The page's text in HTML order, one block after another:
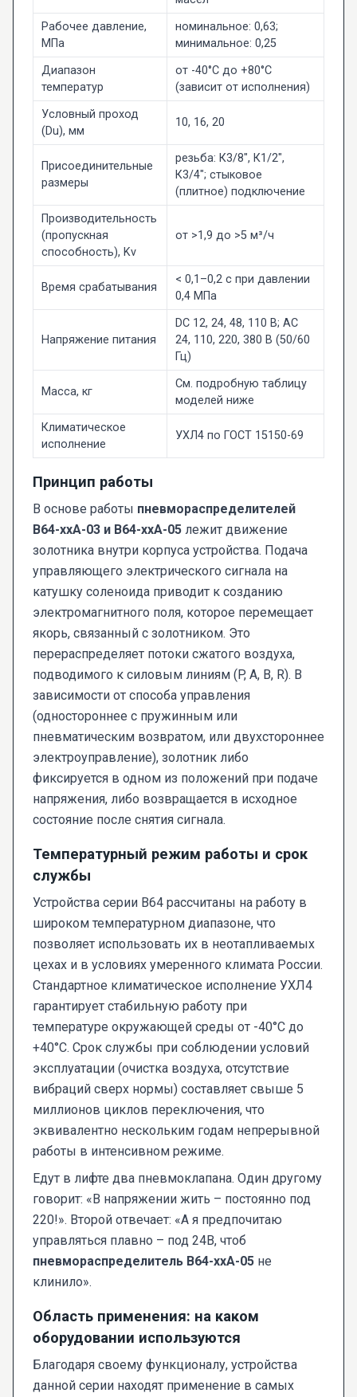
Рабочее давление,
МПа
номинальное: 0,63;
минимальное: 0,25
Диапазон
температур
от -40°C до +80°C
(зависит от исполнения)
Условный проход
(Du), мм
10, 16, 20
Присоединительные
размеры
резьба: К3/8", К1/2",
К3/4"; стыковое
(плитное) подключение
Производительность
(пропускная
способность), Kv
от >1,9 до >5 м³/ч
Время срабатывания
< 0,1–0,2 с при давлении
0,4 МПа
Напряжение питания
DC 12, 24, 48, 110 В; AC
24, 110, 220, 380 В (50/60
Гц)
Масса, кг
См. подробную таблицу
моделей ниже
Климатическое
исполнение
УХЛ4 по ГОСТ 15150-69
Принцип работы
В основе работы пневмораспределителей
В64-ххА-03 и В64-ххА-05 лежит движение
золотника внутри корпуса устройства. Подача
управляющего электрического сигнала на
катушку соленоида приводит к созданию
электромагнитного поля, которое перемещает
якорь, связанный с золотником. Это
перераспределяет потоки сжатого воздуха,
подводимого к силовым линиям (P, A, B, R). В
зависимости от способа управления
(одностороннее с пружинным или
пневматическим возвратом, или двухстороннее
электроуправление), золотник либо
фиксируется в одном из положений при подаче
напряжения, либо возвращается в исходное
состояние после снятия сигнала.
Температурный режим работы и срок
службы
Устройства серии В64 рассчитаны на работу в
широком температурном диапазоне, что
позволяет использовать их в неотапливаемых
цехах и в условиях умеренного климата России.
Стандартное климатическое исполнение УХЛ4
гарантирует стабильную работу при
температуре окружающей среды от -40°С до
+40°С. Срок службы при соблюдении условий
эксплуатации (очистка воздуха, отсутствие
вибраций сверх нормы) составляет свыше 5
миллионов циклов переключения, что
эквивалентно нескольким годам непрерывной
работы в интенсивном режиме.
Едут в лифте два пневмоклапана. Один другому
говорит: «В напряжении жить – постоянно под
220!». Второй отвечает: «А я предпочитаю
управляться плавно – под 24В, чтоб
пневмораспределитель В64-ххА-05 не
клинило».
Область применения: на каком
оборудовании используются
Благодаря своему функционалу, устройства
данной серии находят применение в самых